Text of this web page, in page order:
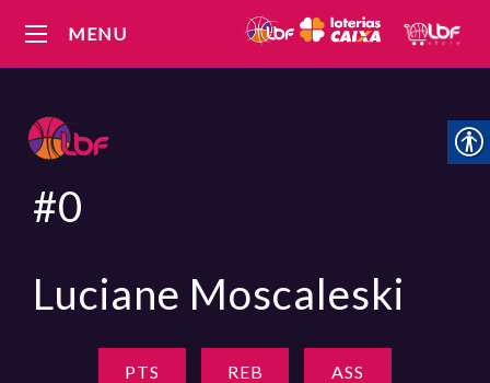
MENU
#0
Luciane Moscaleski
PTS REB ASS